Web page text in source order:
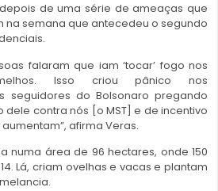
de uma série de ameaças que
semana que antecedeu o segundo
falaram que iam ‘tocar’ fogo nos
Isso criou pânico nos
seguidores do Bolsonaro pregando
contra nós [o MST] e de incentivo
afirma Veras.
numa área de 96 hectares, onde 150
Lá, criam ovelhas e vacas e plantam